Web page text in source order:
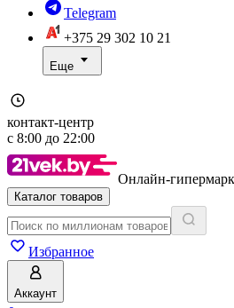
Telegram
+375 29 302 10 21
Еще
контакт-центр
с 8:00 до 22:00
Онлайн-
Каталог товаров
Избранное
Аккаунт